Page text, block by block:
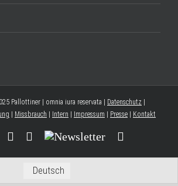
Pallottiner | omnia iura reservata | Datenschutz |
| Missbrauch | Intern | Impressum | Presse | Kontakt
YouTubeInstagram
Threads
Newsletter
Deutsch